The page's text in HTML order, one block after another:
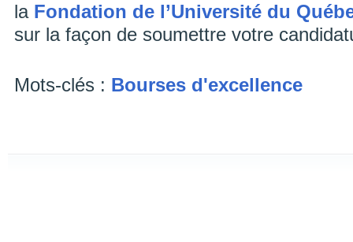
la Fondation de l’Université du
sur la façon de soumettre votre
Mots-clés : Bourses d'excellence